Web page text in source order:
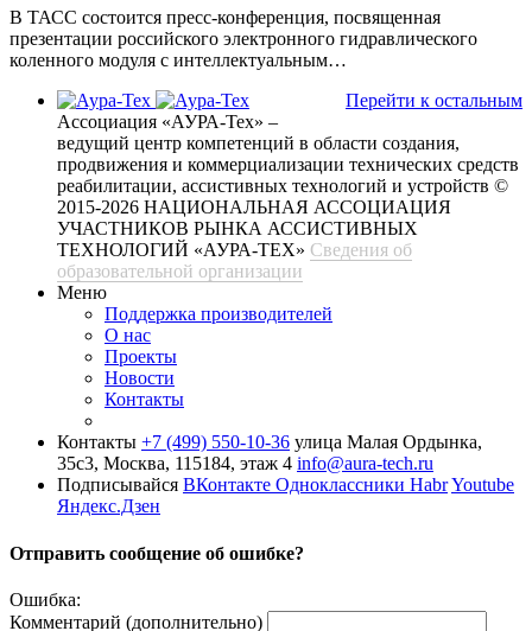
В ТАСС состоится пресс-конференция, посвященная
презентации российского электронного гидравлического
коленного модуля с интеллектуальным…
Перейти к остальным
Ассоциация «АУРА-Тех» –
ведущий центр компетенций в области создания,
продвижения и коммерциализации технических средств
реабилитации, ассистивных технологий и устройств ©
2015-2026 НАЦИОНАЛЬНАЯ АССОЦИАЦИЯ
УЧАСТНИКОВ РЫНКА АССИСТИВНЫХ
ТЕХНОЛОГИЙ «АУРА-ТЕХ» Сведения об
образовательной организации
Меню
Поддержка производителей
О нас
Проекты
Новости
Контакты
Контакты +7 (499) 550-10-36 улица Малая Ордынка,
35с3, Москва, 115184, этаж 4 info@aura-tech.ru
Подписывайся ВКонтакте Одноклассники HabrYoutube
Яндекс.Дзен
Отправить сообщение об ошибке?
Ошибка:
Комментарий (дополнительно)